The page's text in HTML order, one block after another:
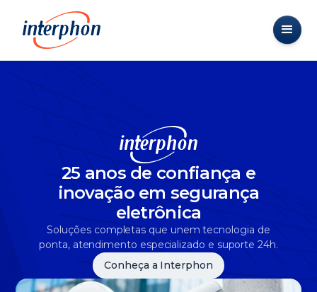
25 anos de confiança e
inovação em segurança
eletrônica
Soluções completas que unem tecnologia de
ponta, atendimento especializado e suporte 24h.
Conheça a Interphon